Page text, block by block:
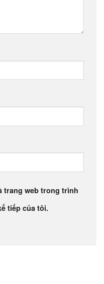
trang web trong trình
tiếp của tôi.